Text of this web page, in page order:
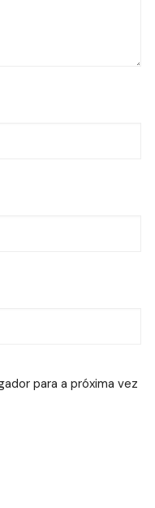
para a próxima vez